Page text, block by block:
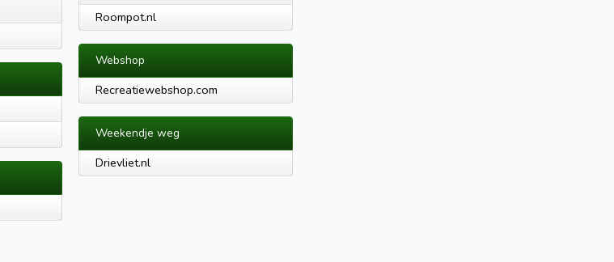
Roompot.nl
Webshop
Recreatiewebshop.com
Weekendje weg
Drievliet.nl